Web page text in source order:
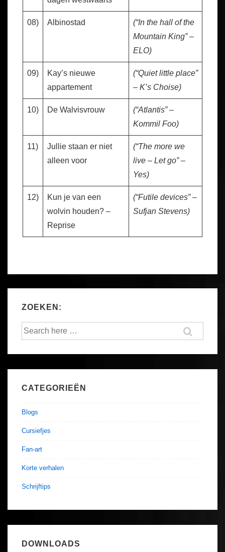
08) Albinostad
(“In the hall of the
Mountain King” –
ELO)
09)
Kay’s nieuwe
appartement
(“Quiet little place”
– K’s Choise)
10) De Walvisvrouw
(“Atlantis” –
Kommil Foo)
11)
Jullie staan er niet
alleen voor
(“The more we
live – Let go” –
Yes)
12)
Kun je van een
wolvin houden? –
Reprise
(“Futile devices” –
Sufjan Stevens)
ZOEKEN:
Search
for:
CATEGORIEËN
Blogs
Cursiefjes
Fan-art
Korte verhalen
Schrijftips
DOWNLOADS